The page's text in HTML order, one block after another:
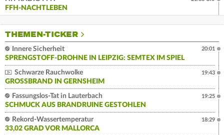
FFH-NACHTLEBEN
THEMEN-TICKER
Innere Sicherheit
SPRENGSTOFF-DROHNE IN LEIPZIG: SEMTEX IM SPIEL
20:01
Schwarze Rauchwolke
GROSSBRAND IN GERNSHEIM
19:43
Fassungslos-Tat in Lauterbach
SCHMUCK AUS BRANDRUINE GESTOHLEN
19:25
Rekord-Wassertemperatur
33,02 GRAD VOR MALLORCA
18:29